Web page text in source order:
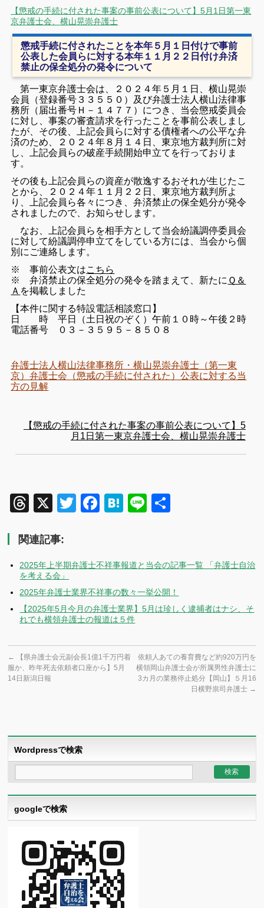
【懲戒の手続に付された事案の事前公表について】5月1日第一東
京弁護士会、横山晃崇弁護士
懲戒手続に付されたことを本年５月１日付けで事前
公表した会員らに対する本年１１月２２日付け弁済
禁止の保全処分の発令について
第一東京弁護士会は、２０２４年５月１日、横山晃崇
会員（登録番号３３５５０）及び弁護士法人横山法律事
務所（届出番号Ｈ－１４７７）につき、当会懲戒委員会
に対し、事案の審査請求を行ったことを事前公表しまし
たが、その後、上記会員らに対する債権者への公平な弁
済のため、２０２４年８月１４日、東京地方裁判所に対
し、上記会員らの破産手続開始申立てを行っておりま
す。
その後も上記会員らの資産が散逸するおそれが生じたこ
とから、２０２４年１１月２２日、東京地方裁判所よ
り、上記会員ら各々につき、弁済禁止の保全処分が発令
されましたので、お知らせします。
なお、上記会員らを相手方として当会紛議調停委員会
に対して紛議調停申立てをしている方には、当会から個
別にご連絡します。
※ 事前公表文はこちら
※ 弁済禁止の保全処分の発令を踏まえて、新たに Ｑ＆
Ａ を掲載しました
【本件に関する特設電話相談窓口】
日 時 平日（土日祝のぞく）午前１０時～午後２時
電話番号 ０３－３５９５－８５０８
弁護士法人横山法律事務所・横山晃崇弁護士（第一東
京）弁護士会（懲戒の手続に付された）公表に対する当
方の見解
【懲戒の手続に付された事案の事前公表について】5
月1日第一東京弁護士会、横山晃崇弁護士
Threads
X TwitterFacebook
Hatena
Line
関連記事:
2025年上半期弁護士不祥事報道と当会の記事一覧 「弁護士自治
を考える会」
2025年弁護士業界不祥事の数々一挙公開！
【2025年5月今月の弁護士業界】5月は珍しく逮捕者はナシ、そ
れでも横領弁護士の報道は５件
←
【県弁護士会元副会長1億1千万円着
服か、昨年死去依頼者口座から】5月
14日新潟日報
依頼人あての養育費など約920万円を
横領岡山弁護士会が所属男性弁護士に
3カ月の業務停止処分【岡山】５月16
日横野祟司弁護士 →
Wordpressで検索
googleで検索